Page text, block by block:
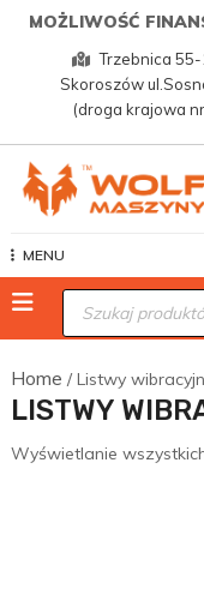
SkipMOŻLIWOŚĆ
Trzebnica
Skoroszów
(droga krajowa
MENU
Wyszukiwarka
produktów
Home / Listwy
LISTWY
Wyświetlanie